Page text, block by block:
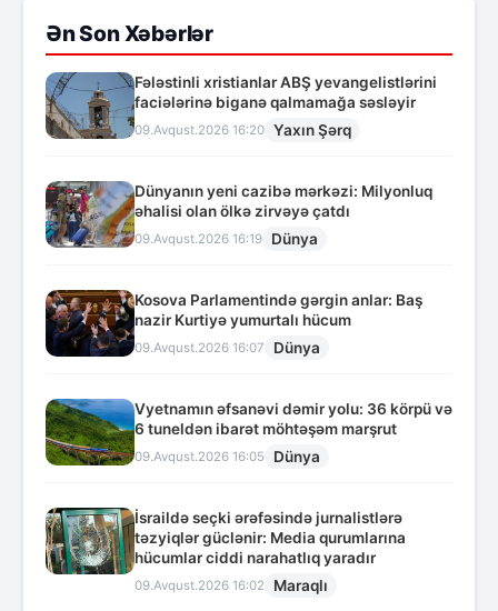
Ən Son Xəbərlər
Fələstinli xristianlar ABŞ yevangelistlərini
faciələrinə biganə qalmamağa səsləyir
09.Avqust.2026 16:20 Yaxın Şərq
Dünyanın yeni cazibə mərkəzi: Milyonluq
əhalisi olan ölkə zirvəyə çatdı
09.Avqust.2026 16:19 Dünya
Kosova Parlamentində gərgin anlar: Baş
nazir Kurtiyə yumurtalı hücum
09.Avqust.2026 16:07 Dünya
Vyetnamın əfsanəvi dəmir yolu: 36 körpü və
6 tuneldən ibarət möhtəşəm marşrut
09.Avqust.2026 16:05 Dünya
İsraildə seçki ərəfəsində jurnalistlərə
təzyiqlər güclənir: Media qurumlarına
hücumlar ciddi narahatlıq yaradır
09.Avqust.2026 16:02 Maraqlı